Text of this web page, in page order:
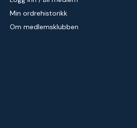
Min ordrehistorikk
Om medlemsklubben